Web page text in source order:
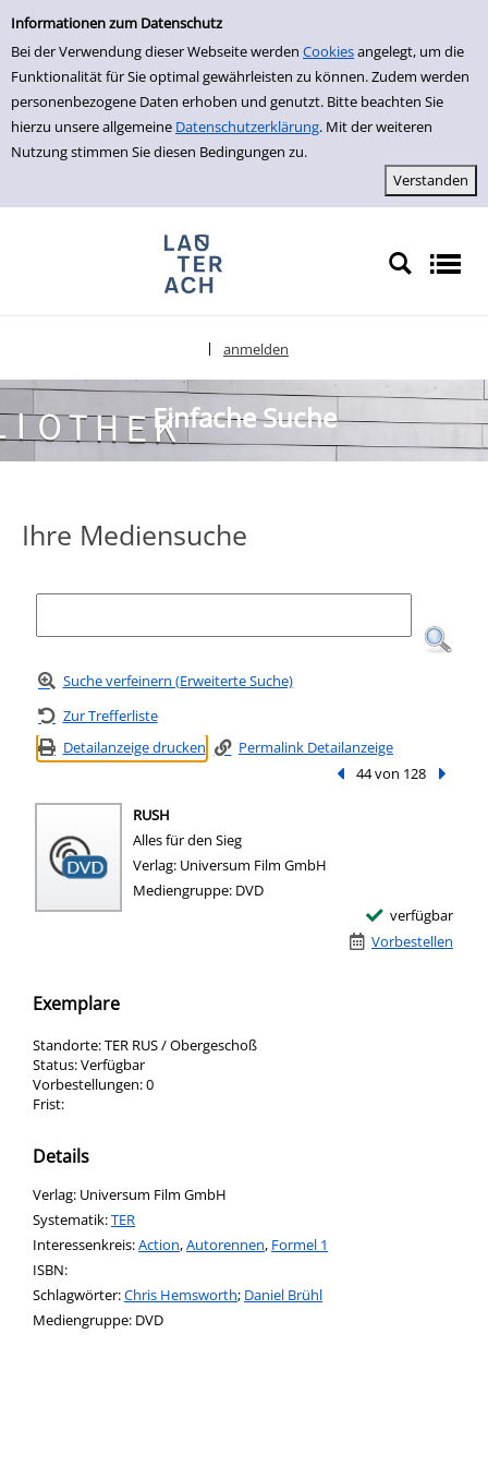
Einfache Suche
Informationen zum Datenschutz
Bei der Verwendung dieser Webseite werden Cookiesangelegt, um die
Funktionalität für Sie optimal gewährleisten zu können. Zudem werden
personenbezogene Daten erhoben und genutzt. Bitte beachten Sie
hierzu unsere allgemeine Datenschutzerklärung. Mit der weiteren
Nutzung stimmen Sie diesen Bedingungen zu.
zur Navigation springen
zum Inhalt springen
Zur Detailanzeige springen
anmelden
Einfache Suche
Ihre Mediensuche
Suche verfeinern (Erweiterte Suche)
Zur Trefferliste
Detailanzeige drucken
Permalink Detailanzeige
Vorheriger Treffer
44 von 128
RUSH
Alles für den Sieg
Suche nach diesem Verfasser
Verlag: Universum Film GmbH
Mediengruppe: DVD
verfügbar
Vorbestellen
Exemplare
Standorte:TER RUS / Obergeschoß
Status:Verfügbar
Vorbestellungen:0
Frist:
Details
Suche nach diesem Verfasser
Verlag: Universum Film GmbH
opens in new tab
Diesen Link in neuem Tab öffnen
Systematik:Suche nach dieser Systematik
TER
Interessenkreis:Suche nach diesem Interessenskreis
Action,Autorennen, Formel 1
ISBN:
Schlagwörter:Chris Hemsworth; Daniel Brühl
Suche nach dieser Beteiligten Person
Mediengruppe: DVD